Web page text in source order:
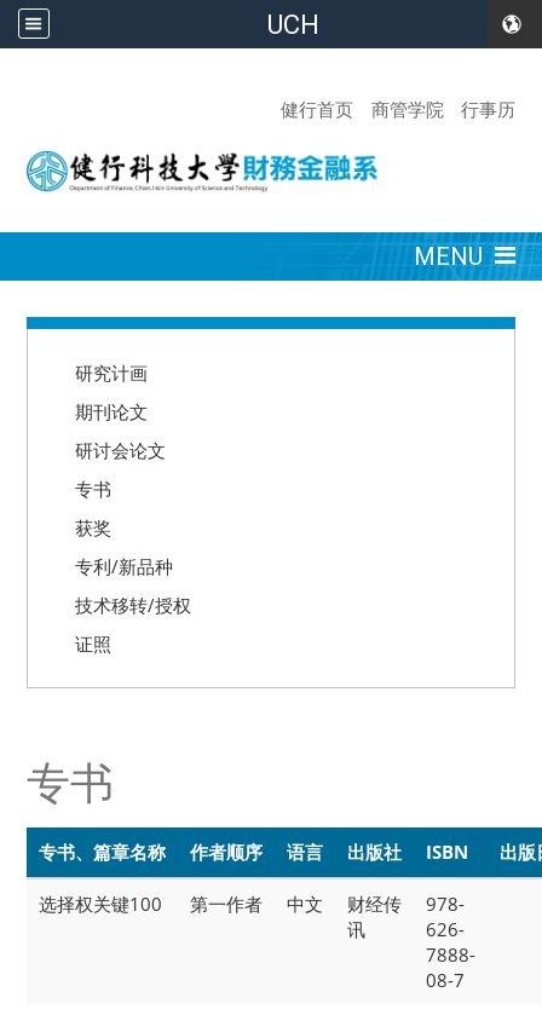
UCH
健行首页
商管学院 行事历
MENU
研究计画
期刊论文
研讨会论文
专书
获奖
专利/新品种
技术移转/授权
证照
专书
专书、篇章名称 作者顺序 语言 出版社 ISBN 出版
选择权关键100 第一作者 中文
财经传
讯
978-
626-
7888-
08-7